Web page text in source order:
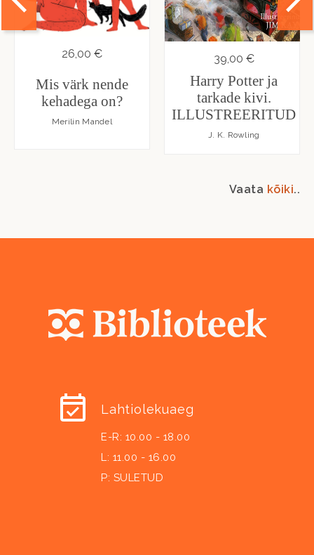
26,00 €
Mis värk nende
kehadega on?
Merilin Mandel
39,00 €
Harry Potter ja
tarkade kivi.
ILLUSTREERITUD
J. K. Rowling
Vaata kõiki..
Lahtiolekuaeg
E-R: 10.00 - 18.00
L: 11.00 - 16.00
P: SULETUD